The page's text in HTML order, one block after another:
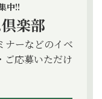
中!!
楽部
ナーなどのイベ
ご応募いただけ